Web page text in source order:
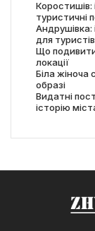
Коростишів:
туристичні
Андрушівка:
для туристів
Що
локації
Біла жіноча
образі
Видатні
історію